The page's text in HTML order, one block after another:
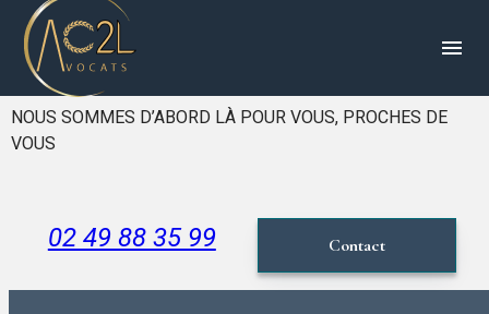
menu
NOUS SOMMES D’ABORD LÀ POUR VOUS, PROCHES DE
VOUS
02 49 88 35 99 Contact
Panneau de gestion des cookies